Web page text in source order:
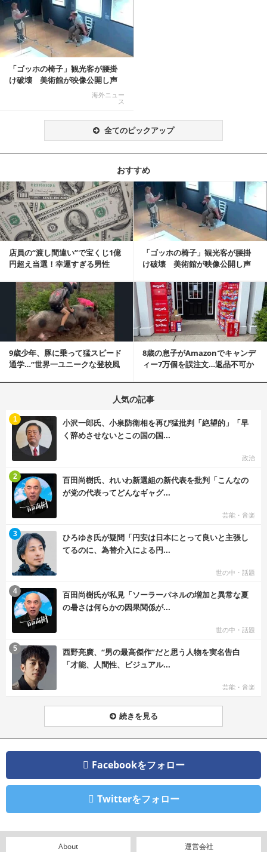
「ゴッホの椅子」観光客が腰掛
け破壊 美術館が映像公開し声
海外ニュー
ス
全てのピックアップ
おすすめ
店員の“渡し間違い”で宝くじ1億
円超え当選！幸運すぎる男性
「ゴッホの椅子」観光客が腰掛
け破壊 美術館が映像公開し声
記事を読む
9歳少年、豚に乗って猛スピード
通学…“世界一ユニークな登校風
8歳の息子がAmazonでキャンデ
ィー7万個を誤注文…返品不可か
記事を読む
人気の記事
小沢一郎氏、小泉防衛相を再び猛批判「絶望的」「早
く辞めさせないとこの国の国...
政治
1
百田尚樹氏、れいわ新選組の新代表を批判「こんなの
が党の代表ってどんなギャグ...
芸能・音楽
2
ひろゆき氏が疑問「円安は日本にとって良いと主張し
てるのに、為替介入による円...
世の中・話題
3
百田尚樹氏が私見「ソーラーパネルの増加と異常な夏
の暑さは何らかの因果関係が...
世の中・話題
4
西野亮廣、“男の最高傑作”だと思う人物を実名告白
「才能、人間性、ビジュアル...
芸能・音楽
5
続きを見る
Facebookをフォロー
Twitterをフォロー
About 運営会社